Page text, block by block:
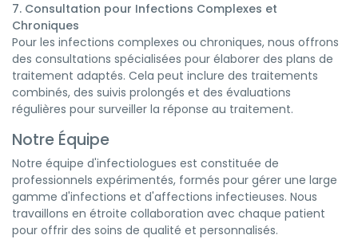
7. Consultation pour Infections Complexes et
Chroniques
Pour les infections complexes ou chroniques, nous offrons
des consultations spécialisées pour élaborer des plans de
traitement adaptés. Cela peut inclure des traitements
combinés, des suivis prolongés et des évaluations
régulières pour surveiller la réponse au traitement.
Notre Équipe
Notre équipe d'infectiologues est constituée de
professionnels expérimentés, formés pour gérer une large
gamme d'infections et d'affections infectieuses. Nous
travaillons en étroite collaboration avec chaque patient
pour offrir des soins de qualité et personnalisés.